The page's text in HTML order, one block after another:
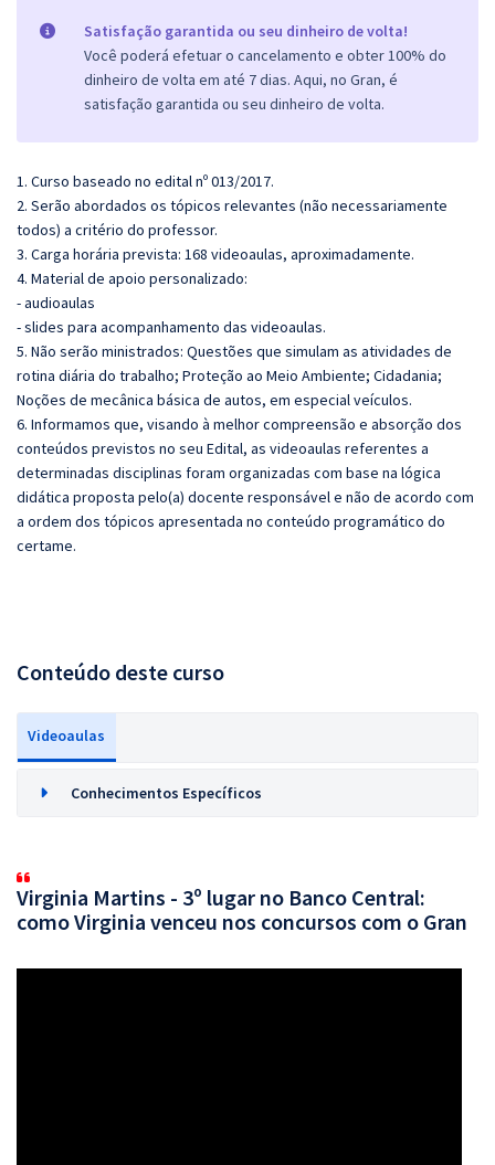
Satisfação garantida ou seu dinheiro de volta!
Você poderá efetuar o cancelamento e obter 100% do
dinheiro de volta em até 7 dias. Aqui, no Gran, é
satisfação garantida ou seu dinheiro de volta.
1. Curso baseado no edital nº 013/2017.
2. Serão abordados os tópicos relevantes (não necessariamente
todos) a critério do professor.
3. Carga horária prevista: 168 videoaulas, aproximadamente.
4. Material de apoio personalizado:
- audioaulas
- slides para acompanhamento das videoaulas.
5. Não serão ministrados: Questões que simulam as atividades de
rotina diária do trabalho; Proteção ao Meio Ambiente; Cidadania;
Noções de mecânica básica de autos, em especial veículos.
6. Informamos que, visando à melhor compreensão e absorção dos
conteúdos previstos no seu Edital, as videoaulas referentes a
determinadas disciplinas foram organizadas com base na lógica
didática proposta pelo(a) docente responsável e não de acordo com
a ordem dos tópicos apresentada no conteúdo programático do
certame.
Conteúdo deste curso
Videoaulas
Conhecimentos Específicos
Virginia Martins - 3º lugar no Banco Central:
como Virginia venceu nos concursos com o Gran